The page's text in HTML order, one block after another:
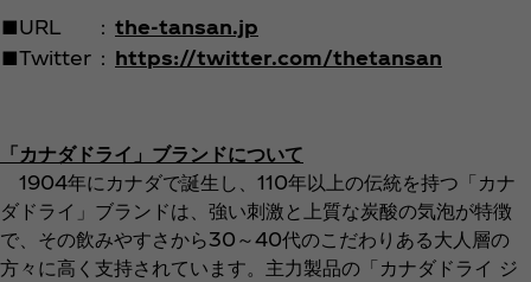
■URL ： the-tansan.jp
■Twitter ： https://twitter.com/thetansan
「カナダドライ」ブランドについて
1904年にカナダで誕生し、110年以上の伝統を持つ「カナ
ダドライ」ブランドは、強い刺激と上質な炭酸の気泡が特徴
で、その飲みやすさから30～40代のこだわりある大人層の
方々に高く支持されています。主力製品の「カナダドライ ジ